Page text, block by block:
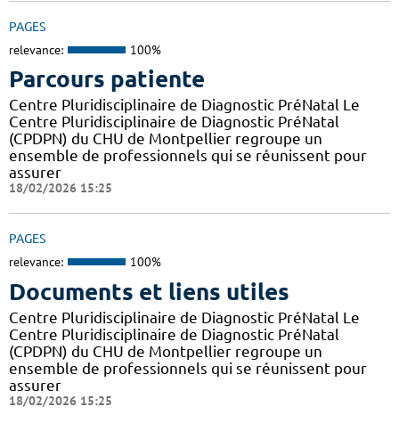
PAGES
relevance: 100%
Parcours patiente
Centre Pluridisciplinaire de Diagnostic PréNatal Le
Centre Pluridisciplinaire de Diagnostic PréNatal
(CPDPN) du CHU de Montpellier regroupe un
ensemble de professionnels qui se réunissent pour
assurer
18/02/2026 15:25
PAGES
relevance: 100%
Documents et liens utiles
Centre Pluridisciplinaire de Diagnostic PréNatal Le
Centre Pluridisciplinaire de Diagnostic PréNatal
(CPDPN) du CHU de Montpellier regroupe un
ensemble de professionnels qui se réunissent pour
assurer
18/02/2026 15:25